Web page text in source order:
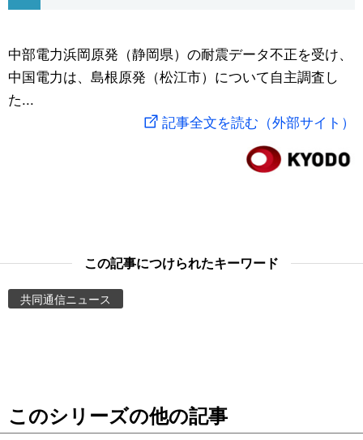
文化
動画/Live
People
スポーツ・東京2020
中部電力浜岡原発（静岡県）の耐震データ不正を受け、
中国電力は、島根原発（松江市）について自主調査し
た...
記事全文を読む（外部サイト）
この記事につけられたキーワード
共同通信ニュース
このシリーズの他の記事